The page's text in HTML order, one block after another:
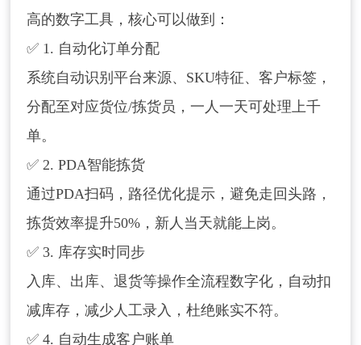
高的数字工具，核心可以做到：
✅ 1. 自动化订单分配
系统自动识别平台来源、SKU特征、客户标签，
分配至对应货位/拣货员，一人一天可处理上千
单。
✅ 2. PDA智能拣货
通过PDA扫码，路径优化提示，避免走回头路，
拣货效率提升50%，新人当天就能上岗。
✅ 3. 库存实时同步
入库、出库、退货等操作全流程数字化，自动扣
减库存，减少人工录入，杜绝账实不符。
✅ 4. 自动生成客户账单